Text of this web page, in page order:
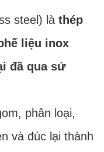
steel) là thép
liệu inox
đã qua sử
phân loại,
và đúc lại thành